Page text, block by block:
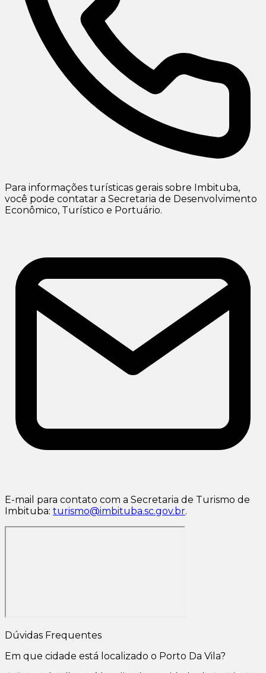
Para informações turísticas gerais sobre Imbituba,
você pode contatar a Secretaria de Desenvolvimento
Econômico, Turístico e Portuário.
E-mail para contato com a Secretaria de Turismo de
Imbituba: turismo@imbituba.sc.gov.br.
Dúvidas Frequentes
Em que cidade está localizado o Porto Da Vila?